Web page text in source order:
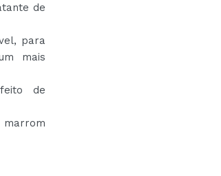
de
para
mais
de
marrom